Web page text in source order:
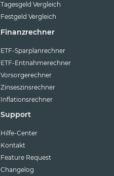
Tagesgeld Vergleich
Festgeld Vergleich
Finanzrechner
ETF-Sparplanrechner
ETF-Entnahmerechner
Vorsorgerechner
Zinseszinsrechner
Inflationsrechner
Support
Hilfe-Center
Kontakt
Feature Request
Changelog